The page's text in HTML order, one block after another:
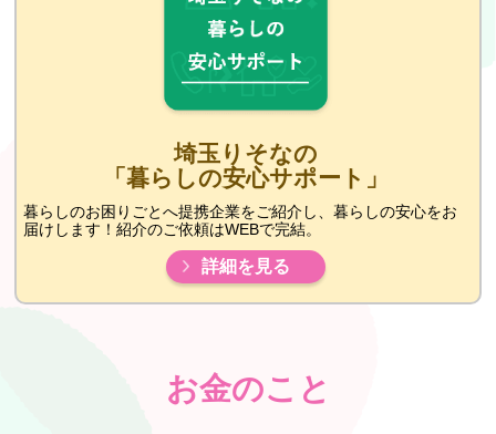
埼玉りそなの
「暮らしの安心サポート」
暮らしのお困りごとへ提携企業をご紹介し、暮らしの安心をお
届けします！紹介のご依頼はWEBで完結。
詳細を見る
お金のこと